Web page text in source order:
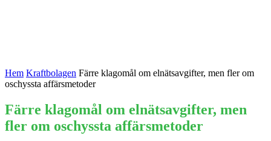
Hem Kraftbolagen Färre klagomål om elnätsavgifter, men fler om
oschyssta affärsmetoder
Färre klagomål om elnätsavgifter, men
fler om oschyssta affärsmetoder